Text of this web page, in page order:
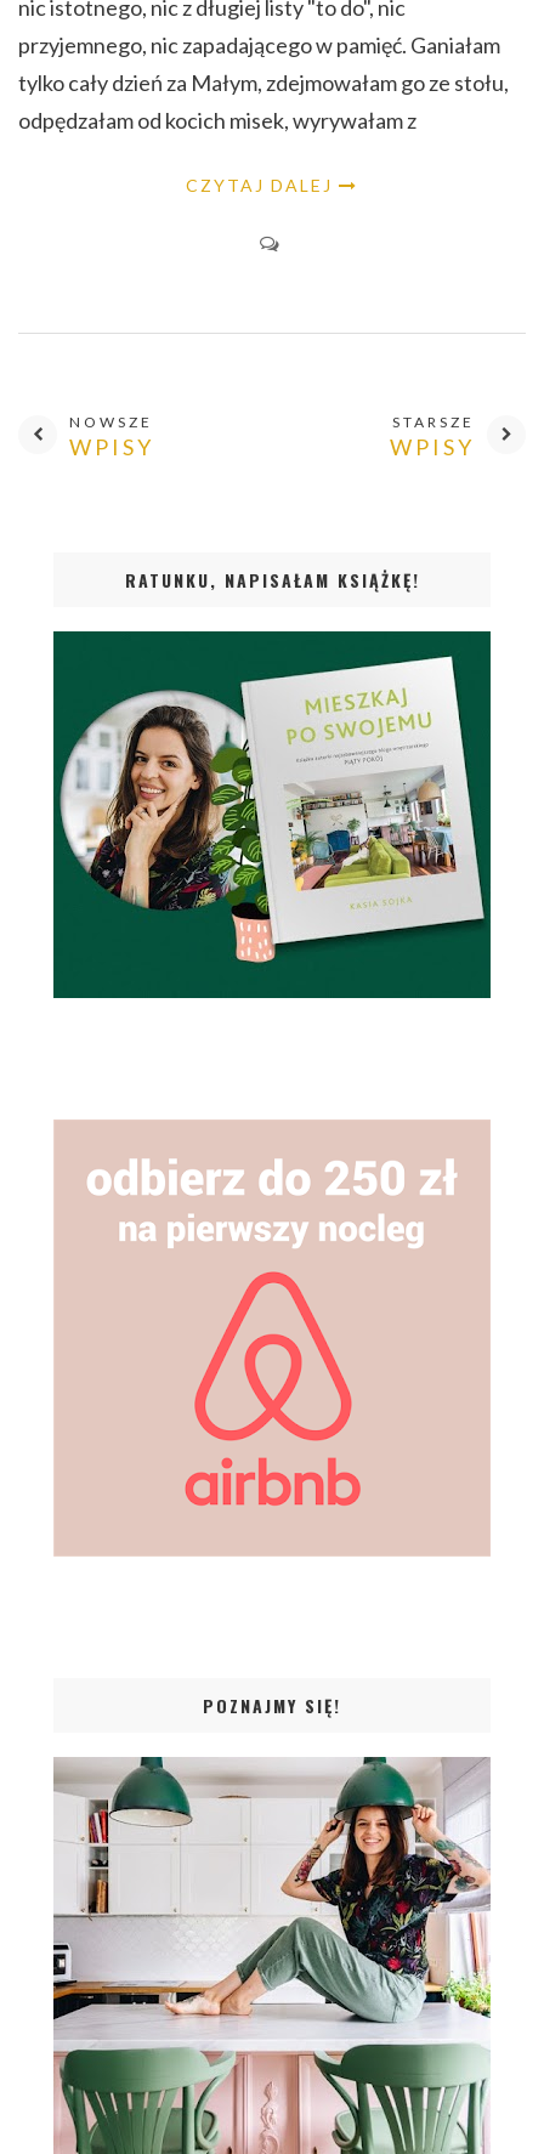
nic istotnego, nic z długiej listy "to do", nic
przyjemnego, nic zapadającego w pamięć. Ganiałam
tylko cały dzień za Małym, zdejmowałam go ze stołu,
odpędzałam od kocich misek, wyrywałam z
CZYTAJ DALEJ
NOWSZE
WPISY
STARSZE
WPISY
RATUNKU, NAPISAŁAM KSIĄŻKĘ!
POZNAJMY SIĘ!